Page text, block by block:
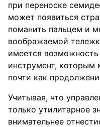
при переноске
может появиться
поманить пальцем и
воображаемой
имеется
инструмент, которым
почти как
Учитывая, что
только утилитарное
внимательнее